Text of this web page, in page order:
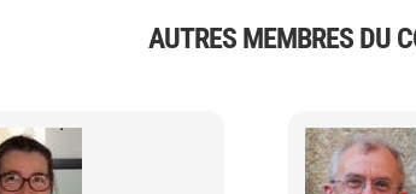
AUTRES MEMBRES DU